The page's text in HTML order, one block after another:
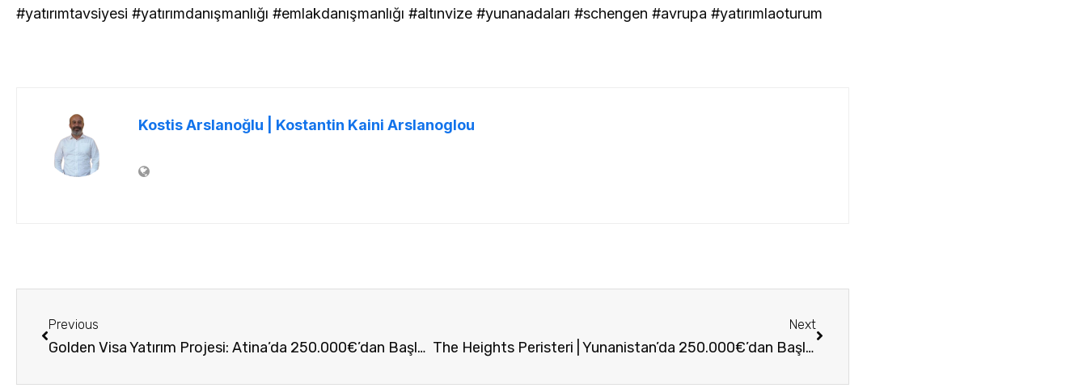
#yatırımtavsiyesi #yatırımdanışmanlığı #emlakdanışmanlığı #altınvize #yunanadaları #schengen #avrupa #yatırımlaoturum
Kostis Arslanoğlu | Kostantin Kaini Arslanoglou
Previous
Golden Visa Yatırım Projesi: Atina’da 250.000€’dan Başlayan Fırsatlarla Avrupa Oturumu!
Next
The Heights Peristeri | Yunanistan’da 250.000€’dan Başlayan Fiyatla Lüks Golden Visa Konut Projesi